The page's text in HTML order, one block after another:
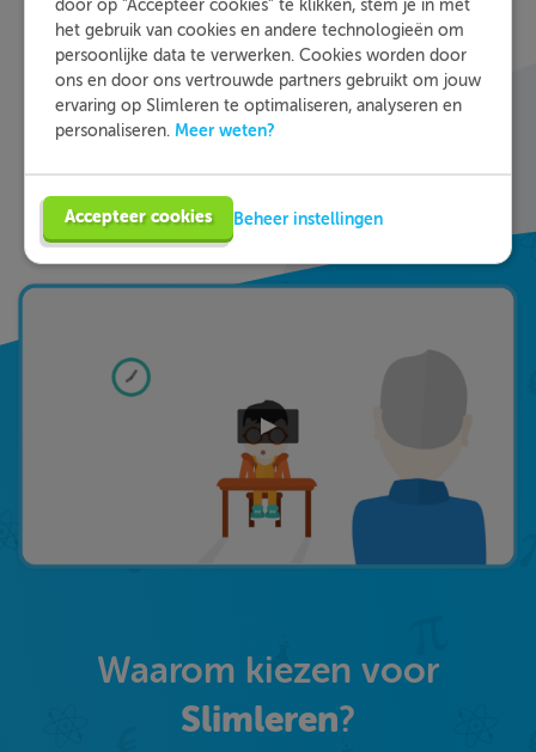
Met Slimleren oefen je online voor de vakken
waar je nog wat moeite mee hebt, waar en
wanneer je maar wilt. Theorie-uitleg, video-
colleges, vuistregels en meer helpen jou om de
stof sneller te begrijpen. Daarnaast krijg je bij
Zo leer je sneller en effectiever; dat is pas
Slimleren!
Waarom kiezen voor
Slimleren?
door op "Accepteer cookies" te klikken, stem je in met
het gebruik van cookies en andere technologieën om
persoonlijke data te verwerken. Cookies worden door
ons en door ons vertrouwde partners gebruikt om jouw
ervaring op Slimleren te optimaliseren, analyseren en
personaliseren. Meer weten?
Accepteer cookies Beheer instellingen